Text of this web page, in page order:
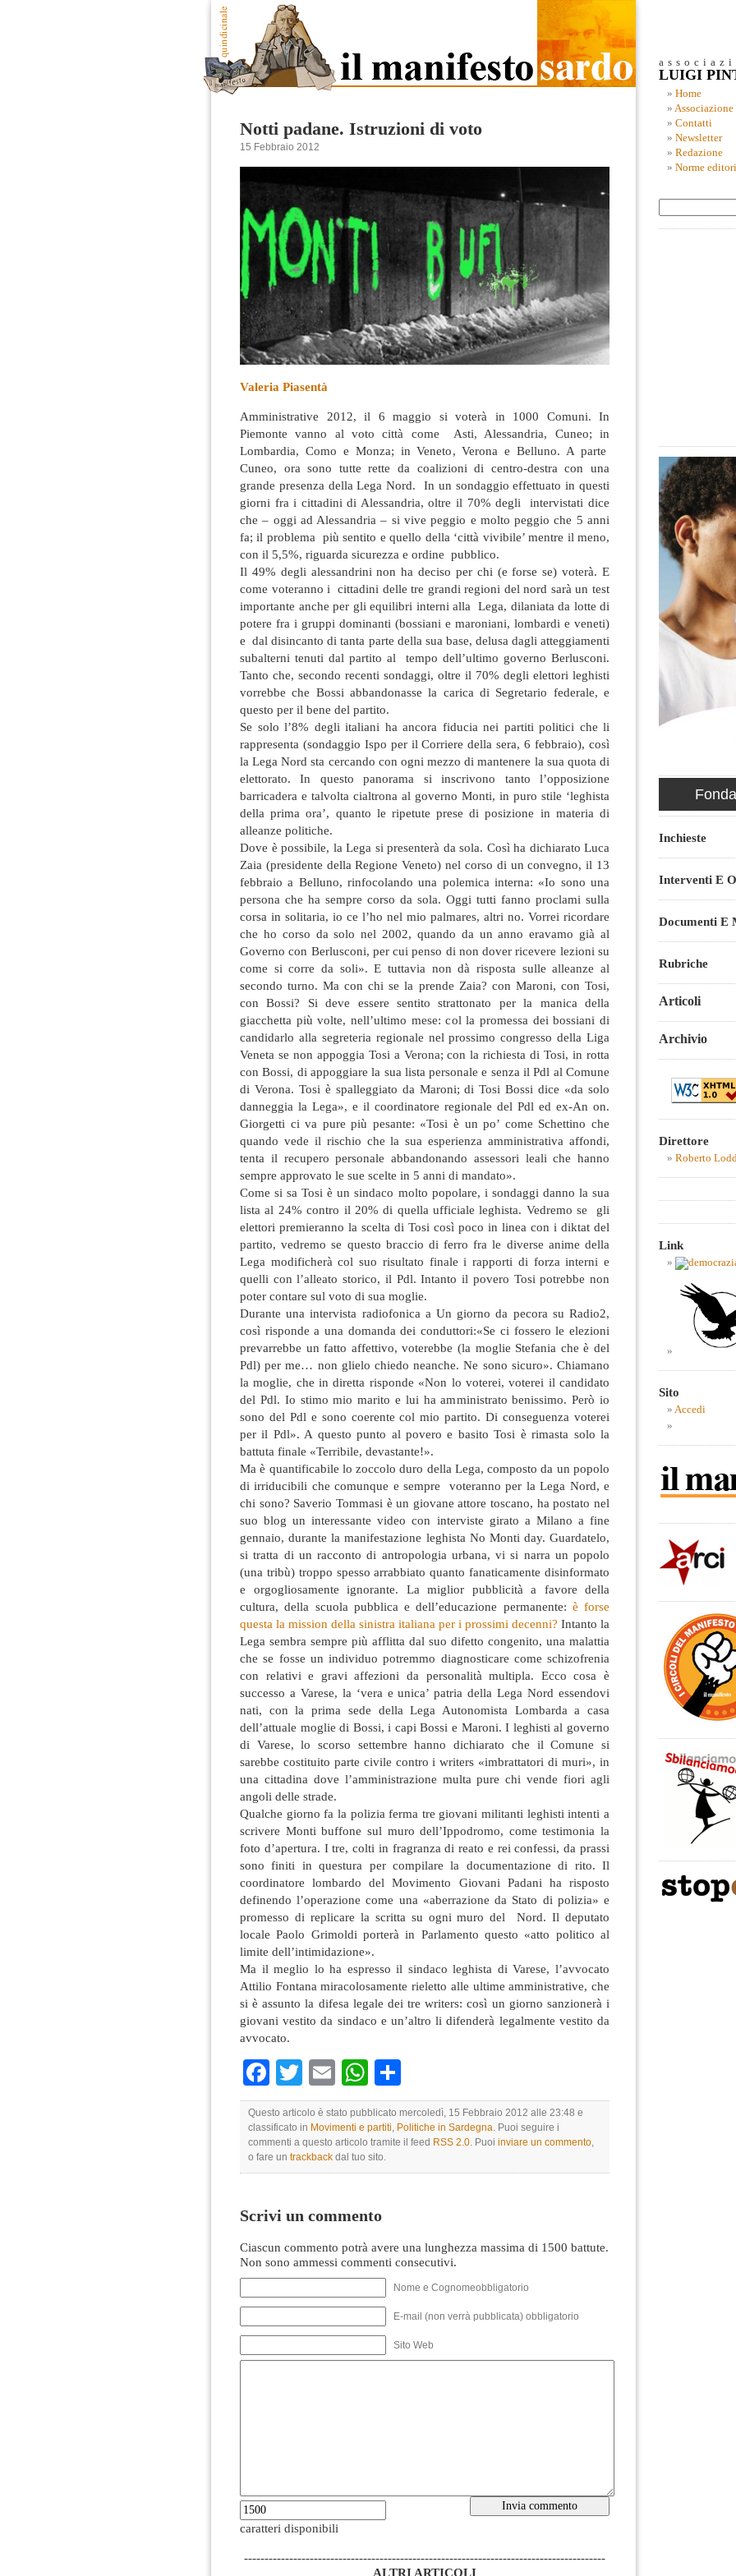
Notti padane. Istruzioni di voto
15 Febbraio 2012
Valeria Piasentà
Amministrative 2012, il 6 maggio si voterà in 1000 Comuni. In
Piemonte vanno al voto città come Asti, Alessandria, Cuneo; in
Lombardia, Como e Monza; in Veneto, Verona e Belluno. A parte
Cuneo, ora sono tutte rette da coalizioni di centro-destra con una
grande presenza della Lega Nord. In un sondaggio effettuato in questi
giorni fra i cittadini di Alessandria, oltre il 70% degli intervistati dice
che – oggi ad Alessandria – si vive peggio e molto peggio che 5 anni
fa; il problema più sentito e quello della ‘città vivibile’ mentre il meno,
con il 5,5%, riguarda sicurezza e ordine pubblico.
Il 49% degli alessandrini non ha deciso per chi (e forse se) voterà. E
come voteranno i cittadini delle tre grandi regioni del nord sarà un test
importante anche per gli equilibri interni alla Lega, dilaniata da lotte di
potere fra i gruppi dominanti (bossiani e maroniani, lombardi e veneti)
e dal disincanto di tanta parte della sua base, delusa dagli atteggiamenti
subalterni tenuti dal partito al tempo dell’ultimo governo Berlusconi.
Tanto che, secondo recenti sondaggi, oltre il 70% degli elettori leghisti
vorrebbe che Bossi abbandonasse la carica di Segretario federale, e
questo per il bene del partito.
Se solo l’8% degli italiani ha ancora fiducia nei partiti politici che li
rappresenta (sondaggio Ispo per il Corriere della sera, 6 febbraio), così
la Lega Nord sta cercando con ogni mezzo di mantenere la sua quota di
elettorato. In questo panorama si inscrivono tanto l’opposizione
barricadera e talvolta cialtrona al governo Monti, in puro stile ‘leghista
della prima ora’, quanto le ripetute prese di posizione in materia di
alleanze politiche.
Dove è possibile, la Lega si presenterà da sola. Così ha dichiarato Luca
Zaia (presidente della Regione Veneto) nel corso di un convegno, il 13
febbraio a Belluno, rinfocolando una polemica interna: «Io sono una
persona che ha sempre corso da sola. Oggi tutti fanno proclami sulla
corsa in solitaria, io ce l’ho nel mio palmares, altri no. Vorrei ricordare
che ho corso da solo nel 2002, quando da un anno eravamo già al
Governo con Berlusconi, per cui penso di non dover ricevere lezioni su
come si corre da soli». E tuttavia non dà risposta sulle alleanze al
secondo turno. Ma con chi se la prende Zaia? con Maroni, con Tosi,
con Bossi? Si deve essere sentito strattonato per la manica della
giacchetta più volte, nell’ultimo mese: col la promessa dei bossiani di
candidarlo alla segreteria regionale nel prossimo congresso della Liga
Veneta se non appoggia Tosi a Verona; con la richiesta di Tosi, in rotta
con Bossi, di appoggiare la sua lista personale e senza il Pdl al Comune
di Verona. Tosi è spalleggiato da Maroni; di Tosi Bossi dice «da solo
danneggia la Lega», e il coordinatore regionale del Pdl ed ex-An on.
Giorgetti ci va pure più pesante: «Tosi è un po’ come Schettino che
quando vede il rischio che la sua esperienza amministrativa affondi,
tenta il recupero personale abbandonando assessori leali che hanno
sempre approvato le sue scelte in 5 anni di mandato».
Come si sa Tosi è un sindaco molto popolare, i sondaggi danno la sua
lista al 24% contro il 20% di quella ufficiale leghista. Vedremo se gli
elettori premieranno la scelta di Tosi così poco in linea con i diktat del
partito, vedremo se questo braccio di ferro fra le diverse anime della
Lega modificherà col suo risultato finale i rapporti di forza interni e
quelli con l’alleato storico, il Pdl. Intanto il povero Tosi potrebbe non
poter contare sul voto di sua moglie.
Durante una intervista radiofonica a Un giorno da pecora su Radio2,
così risponde a una domanda dei conduttori:«Se ci fossero le elezioni
prevarrebbe un fatto affettivo, voterebbe (la moglie Stefania che è del
Pdl) per me… non glielo chiedo neanche. Ne sono sicuro». Chiamano
la moglie, che in diretta risponde «Non lo voterei, voterei il candidato
del Pdl. Io stimo mio marito e lui ha amministrato benissimo. Però io
sono del Pdl e sono coerente col mio partito. Di conseguenza voterei
per il Pdl». A questo punto al povero e basito Tosi è rimasta solo la
battuta finale «Terribile, devastante!».
Ma è quantificabile lo zoccolo duro della Lega, composto da un popolo
di irriducibili che comunque e sempre voteranno per la Lega Nord, e
chi sono? Saverio Tommasi è un giovane attore toscano, ha postato nel
suo blog un interessante video con interviste girato a Milano a fine
gennaio, durante la manifestazione leghista No Monti day. Guardatelo,
si tratta di un racconto di antropologia urbana, vi si narra un popolo
(una tribù) troppo spesso arrabbiato quanto fanaticamente disinformato
e orgogliosamente ignorante. La miglior pubblicità a favore della
cultura, della scuola pubblica e dell’educazione permanente: è forse
questa la mission della sinistra italiana per i prossimi decenni? Intanto la
Lega sembra sempre più afflitta dal suo difetto congenito, una malattia
che se fosse un individuo potremmo diagnosticare come schizofrenia
con relativi e gravi affezioni da personalità multipla. Ecco cosa è
successo a Varese, la ‘vera e unica’ patria della Lega Nord essendovi
nati, con la prima sede della Lega Autonomista Lombarda a casa
dell’attuale moglie di Bossi, i capi Bossi e Maroni. I leghisti al governo
di Varese, lo scorso settembre hanno dichiarato che il Comune si
sarebbe costituito parte civile contro i writers «imbrattatori di muri», in
una cittadina dove l’amministrazione multa pure chi vende fiori agli
angoli delle strade.
Qualche giorno fa la polizia ferma tre giovani militanti leghisti intenti a
scrivere Monti buffone sul muro dell’Ippodromo, come testimonia la
foto d’apertura. I tre, colti in fragranza di reato e rei confessi, da prassi
sono finiti in questura per compilare la documentazione di rito. Il
coordinatore lombardo del Movimento Giovani Padani ha risposto
definendo l’operazione come una «aberrazione da Stato di polizia» e
promesso di replicare la scritta su ogni muro del Nord. Il deputato
locale Paolo Grimoldi porterà in Parlamento questo «atto politico al
limite dell’intimidazione».
Ma il meglio lo ha espresso il sindaco leghista di Varese, l’avvocato
Attilio Fontana miracolosamente rieletto alle ultime amministrative, che
si è assunto la difesa legale dei tre writers: così un giorno sanzionerà i
giovani vestito da sindaco e un’altro li difenderà legalmente vestito da
avvocato.
Facebook
TwitterEmailWhatsApp
Questo articolo è stato pubblicato mercoledì, 15 Febbraio 2012 alle 23:48 e
classificato in Movimenti e partiti, Politiche in Sardegna. Puoi seguire i
commenti a questo articolo tramite il feed RSS 2.0. Puoi inviare un commento,
o fare un trackback dal tuo sito.
Scrivi un commento
Ciascun commento potrà avere una lunghezza massima di 1500 battute.
Non sono ammessi commenti consecutivi.
Nome e Cognomeobbligatorio
E-mail (non verrà pubblicata) obbligatorio
Sito Web
caratteri disponibili
----------------------------------------------------------------------------------------
ALTRI ARTICOLI
LUIGI
Home
Associazione
Contatti
Newsletter
Redazione
Norme
Inchieste
Interventi E
Documenti E
Rubriche
Articoli
Archivio
Direttore
Roberto
Link
Sito
Accedi